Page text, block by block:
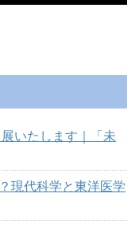
いたします｜「未
現代科学と東洋医学